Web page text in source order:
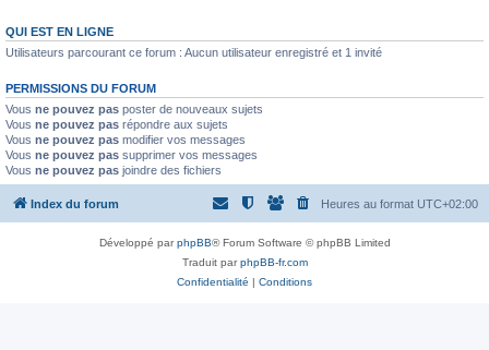
QUI EST EN LIGNE
Utilisateurs parcourant ce forum : Aucun utilisateur enregistré et 1 invité
PERMISSIONS DU FORUM
Vous ne pouvez pas poster de nouveaux sujets
Vous ne pouvez pas répondre aux sujets
Vous ne pouvez pas modifier vos messages
Vous ne pouvez pas supprimer vos messages
Vous ne pouvez pas joindre des fichiers
Index du forum Heures au format UTC+02:00
Développé parphpBB® Forum Software © phpBB Limited
Traduit parphpBB-fr.com
Confidentialité | Conditions